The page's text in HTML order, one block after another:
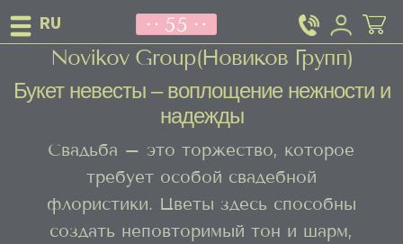
Свадебное оформление цветами от
Novikov Group(Новиков Групп)
Букет невесты – воплощение нежности и
надежды
Свадьба – это торжество, которое
требует особой свадебной
флористики. Цветы здесь способны
создать неповторимый тон и шарм,